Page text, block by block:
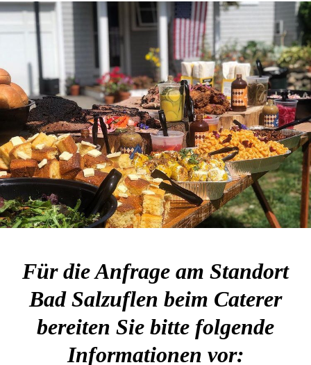
Für die Anfrage am Standort
Bad Salzuflen beim Caterer
bereiten Sie bitte folgende
Informationen vor: